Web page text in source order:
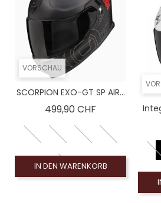
VORSCHAU
SCORPION EXO-GT SP AIR...
499,90 CHF
IN DEN WARENKORB